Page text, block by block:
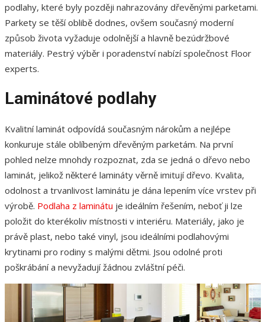
podlahy, které byly později nahrazovány dřevěnými parketami.
Parkety se těší oblibě dodnes, ovšem současný moderní
způsob života vyžaduje odolnější a hlavně bezúdržbové
materiály. Pestrý výběr i poradenství nabízí společnost Floor
experts.
Laminátové podlahy
Kvalitní laminát odpovídá současným nárokům a nejlépe
konkuruje stále oblíbeným dřevěným parketám. Na první
pohled nelze mnohdy rozpoznat, zda se jedná o dřevo nebo
laminát, jelikož některé lamináty věrně imitují dřevo. Kvalita,
odolnost a trvanlivost laminátu je dána lepením více vrstev při
výrobě. Podlaha z laminátu je ideálním řešením, neboť ji lze
položit do kterékoliv místnosti v interiéru. Materiály, jako je
právě plast, nebo také vinyl, jsou ideálními podlahovými
krytinami pro rodiny s malými dětmi. Jsou odolné proti
poškrábání a nevyžadují žádnou zvláštní péči.